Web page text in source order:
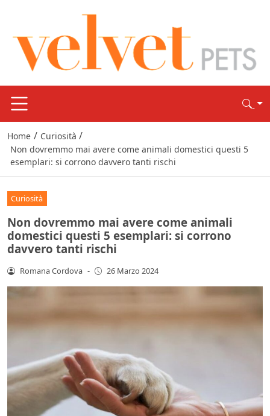
Home / Curiosità /
Non dovremmo mai avere come animali domestici questi 5
esemplari: si corrono davvero tanti rischi
Curiosità
Non dovremmo mai avere come animali
domestici questi 5 esemplari: si corrono
davvero tanti rischi
Romana Cordova - 26 Marzo 2024